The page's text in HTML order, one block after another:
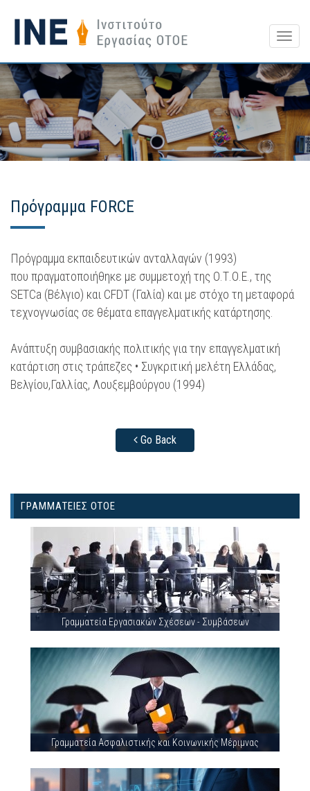
Πρόγραμμα FORCE
Πρόγραμμα εκπαιδευτικών ανταλλαγών (1993)
που πραγματοποιήθηκε με συμμετοχή της Ο.Τ.Ο.Ε., της
SETCa (Βέλγιο) και CFDT (Γαλία) και με στόχο τη μεταφορά
τεχνογνωσίας σε θέματα επαγγελματικής κατάρτησης.
Ανάπτυξη συμβασιακής πολιτικής για την επαγγελματική
κατάρτιση στις τράπεζες • Συγκριτική μελέτη Ελλάδας,
Βελγίου,Γαλλίας, Λουξεμβούργου (1994)
Go Back
ΓΡΑΜΜΑΤΕΙΕΣ ΟΤΟΕ
Γραμματεία Εργασιακών Σχέσεων - Συμβάσεων
Γραμματεία Ασφαλιστικής και Κοινωνικής Μέριμνας